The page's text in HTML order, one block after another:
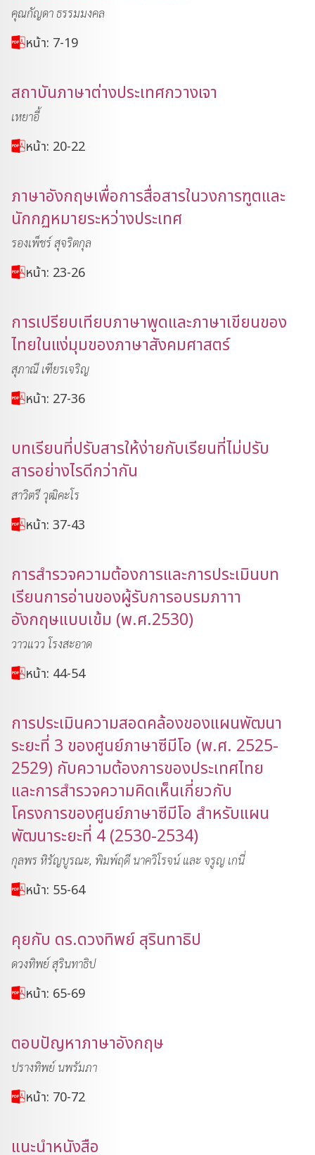
คุณกัญดา ธรรมมงคล
หน้า: 7-19
สถาบันภาษาต่างประเทศกวางเจา
เหยาอี้
หน้า: 20-22
ภาษาอังกฤษเพื่อการสื่อสารในวงการฑูตและ
นักกฏหมายระหว่างประเทศ
รองเพ็ชร์ สุจริตกุล
หน้า: 23-26
การเปรียบเทียบภาษาพูดและภาษาเขียนของ
ไทยในแง่มุมของภาษาสังคมศาสตร์
สุภาณี เฑียรเจริญ
หน้า: 27-36
บทเรียนที่ปรับสารให้ง่ายกับเรียนที่ไม่ปรับ
สารอย่างไรดีกว่ากัน
สาวิตรี วุฒิคะโร
หน้า: 37-43
การสำรวจความต้องการและการประเมินบท
เรียนการอ่านของผู้รับการอบรมภาาา
อังกฤษแบบเข้ม (พ.ศ.2530)
วาวแวว โรงสะอาด
หน้า: 44-54
การประเมินความสอดคล้องของแผนพัฒนา
ระยะที่ 3 ของศูนย์ภาษาซีมีโอ (พ.ศ. 2525-
2529) กับความต้องการของประเทศไทย
และการสำรวจความคิดเห็นเกี่ยวกับ
โครงการของศูนย์ภาษาซีมีโอ สำหรับแผน
พัฒนาระยะที่ 4 (2530-2534)
กุลพร หิรัญบูรณะ, พิมพ์ฤดี นาควิโรจน์ และ จรูญ เกนี่
หน้า: 55-64
คุยกับ ดร.ดวงทิพย์ สุรินทาธิป
ดวงทิพย์ สุรินทาธิป
หน้า: 65-69
ตอบปัญหาภาษาอังกฤษ
ปรางทิพย์ นพรัมภา
หน้า: 70-72
แนะนำหนังสือ